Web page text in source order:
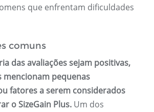
que enfrentam dificuldades
comuns
das avaliações sejam positivas,
mencionam pequenas
fatores a serem considerados
o SizeGain Plus. Um dos